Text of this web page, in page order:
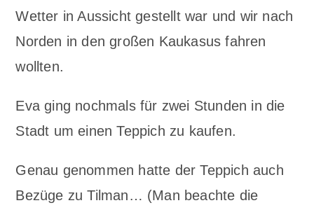
Wetter in Aussicht gestellt war und wir nach
Norden in den großen Kaukasus fahren
wollten.
Eva ging nochmals für zwei Stunden in die
Stadt um einen Teppich zu kaufen.
Genau genommen hatte der Teppich auch
Bezüge zu Tilman… (Man beachte die